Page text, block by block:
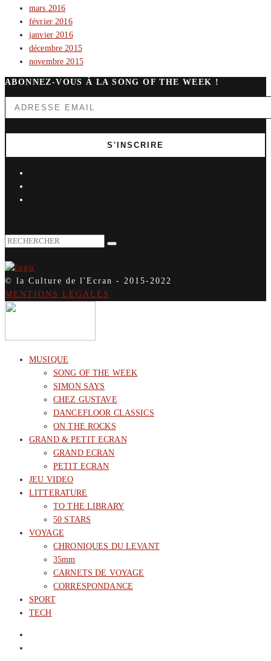
mars 2016
février 2016
janvier 2016
décembre 2015
novembre 2015
ABONNEZ-VOUS À LA SONG OF THE WEEK !
© la Culture de l'Ecran - 2015-2022
MENTIONS LEGALES
MUSIQUE
SONG OF THE WEEK
SIMON SAYS
CHEZ GUSTAVE
DANCEFLOOR CLASSICS
ON THE ROCKS
GRAND & PETIT ECRAN
GRAND ECRAN
PETIT ECRAN
JEU VIDEO
LITTERATURE
TO THE LIBRARY
50 STARS
VOYAGE
CHRONIQUES DU LEVANT
35mm
CARNETS DE VOYAGE
CORRESPONDANCE
SPORT
TECH